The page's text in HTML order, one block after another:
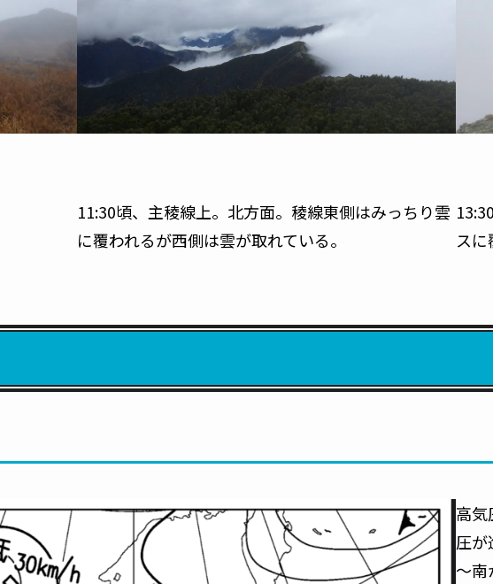
11:30頃、主稜線上。北方面。稜線東側はみっちり雲
に覆われるが西側は雲が取れている。
スに
高
圧が
～南